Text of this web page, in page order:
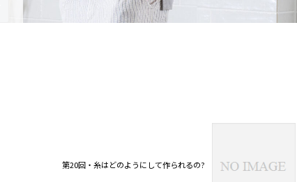
第20回・糸はどのようにして作られるの?